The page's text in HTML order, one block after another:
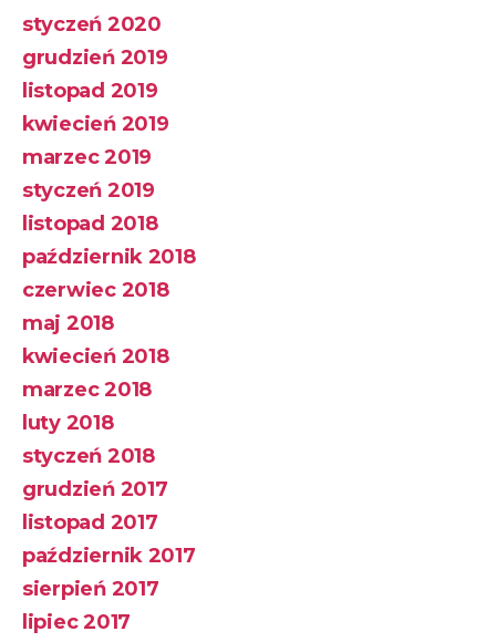
styczeń 2020
grudzień 2019
listopad 2019
kwiecień 2019
marzec 2019
styczeń 2019
listopad 2018
październik 2018
czerwiec 2018
maj 2018
kwiecień 2018
marzec 2018
luty 2018
styczeń 2018
grudzień 2017
listopad 2017
październik 2017
sierpień 2017
lipiec 2017